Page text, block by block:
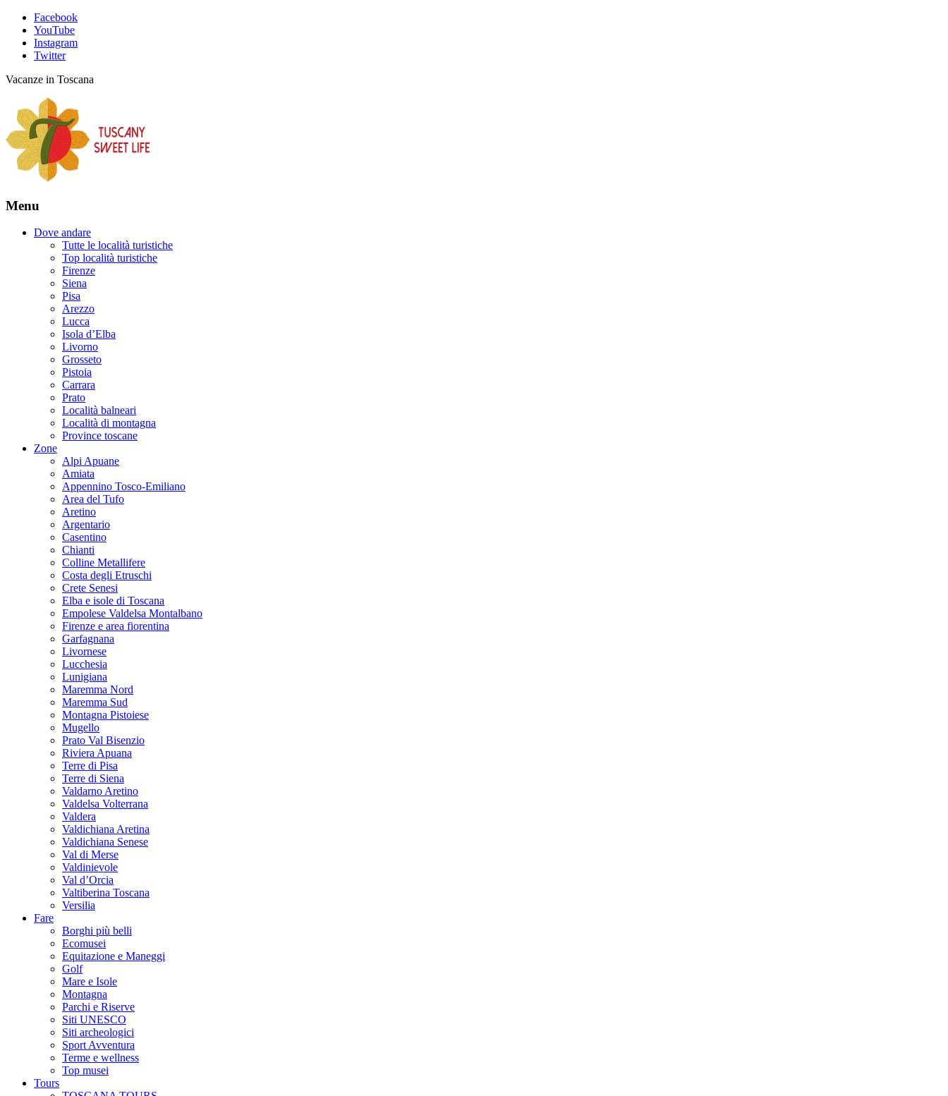
Facebook
YouTube
Instagram
Twitter
Vacanze in Toscana
Menu
Dove andare
Tutte le località turistiche
Top località turistiche
Firenze
Siena
Pisa
Arezzo
Lucca
Isola d’Elba
Livorno
Grosseto
Pistoia
Carrara
Prato
Località balneari
Località di montagna
Province toscane
Zone
Alpi Apuane
Amiata
Appennino Tosco-Emiliano
Area del Tufo
Aretino
Argentario
Casentino
Chianti
Colline Metallifere
Costa degli Etruschi
Crete Senesi
Elba e isole di Toscana
Empolese Valdelsa Montalbano
Firenze e area fiorentina
Garfagnana
Livornese
Lucchesia
Lunigiana
Maremma Nord
Maremma Sud
Montagna Pistoiese
Mugello
Prato Val Bisenzio
Riviera Apuana
Terre di Pisa
Terre di Siena
Valdarno Aretino
Valdelsa Volterrana
Valdera
Valdichiana Aretina
Valdichiana Senese
Val di Merse
Valdinievole
Val d’Orcia
Valtiberina Toscana
Versilia
Fare
Borghi più belli
Ecomusei
Equitazione e Maneggi
Golf
Mare e Isole
Montagna
Parchi e Riserve
Siti UNESCO
Siti archeologici
Sport Avventura
Terme e wellness
Top musei
Tours